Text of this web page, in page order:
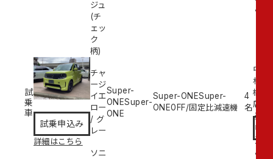
ジュ
(チ
ェッ
ク
柄)
み
試
乗
車
試乗申込み
詳細はこちら
チャ
ージ
イエ
ロー
/ グ
レー
Super-
ONESuper-
ONE
Super-ONESuper-
ONE0 FF/固定比減速機
4
名
中
村
橋
店試
乗
申
込
み
ソニ